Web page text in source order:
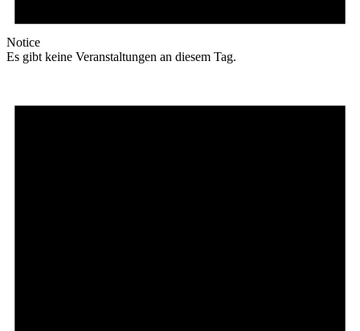
Notice
Es gibt keine Veranstaltungen an diesem Tag.